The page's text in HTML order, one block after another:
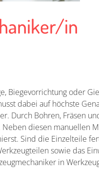
in
Biegevorrichtung oder
dabei auf höchste
Durch Bohren, Fräsen
diesen manuellen
Sind die Einzelteile
sowie das
in